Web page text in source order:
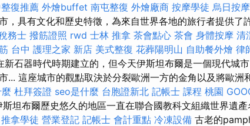
復推薦 外燴buffet 南屯整復 外燴廠商 按摩學徒 烏日按摩
，具有文化和歷史特徵，為來自世界各地的旅行者提供了
務士 撥筋證照 rwd 士林 推拿 茶會點心 茶會 身體按摩 清
台中 護理之家 新店 美式整復 花葬陽明山 自助餐外燴 律
新石器時代時期建立的，但今天伊斯坦布爾是一個現代城
... 這座城市的觀點取決於分裂歐洲一方的金角以及將歐洲
杜拜簽證 seo是什麼 台胞證新北 記帳士 課程 桃園
坦布爾歷史悠久的地區一直在聯合國教科文組織世界遺產
推拿學徒 營業登記 記帳士 會計重點 冷凍設備 古老的